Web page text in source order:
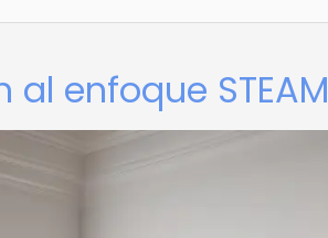
enfoque STEAM